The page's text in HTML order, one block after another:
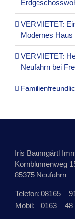
VERMIETET:
Modernes Haus
VERMIETET:
Neufahrn bei
Iris Baumgärtl
Kornblumenweg
85375 Neufahrn
Telefon:08165 –
Mobil:
0163 – 48